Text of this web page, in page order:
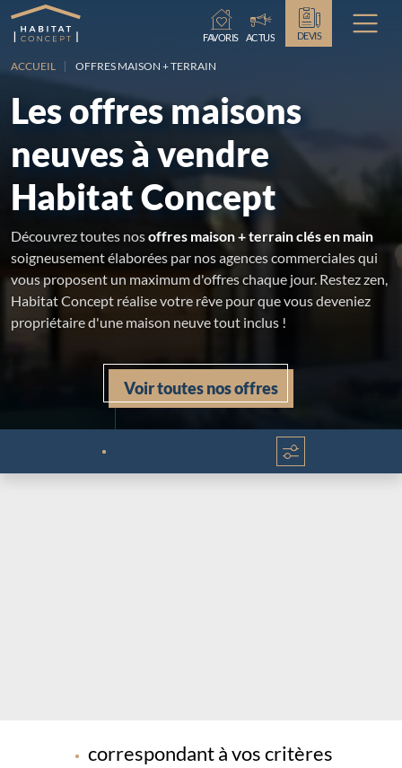
Chargement...
FAVORIS ACTUS DEVIS
ACCUEIL OFFRES MAISON + TERRAIN
Les offres maisons
neuves à vendre
Habitat Concept
Découvrez toutes nosoffres maison + terrain clés en main
soigneusement élaborées par nos agences commerciales qui
vous proposent un maximum d'offres chaque jour. Restez zen,
Habitat Concept réalise votre rêve pour que vous deveniez
propriétaire d'une maison neuve tout inclus !
Voir toutes nos offres
Chargement...
Chargement...
correspondant à vos critères